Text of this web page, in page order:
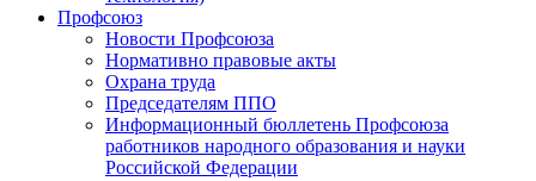
Профсоюз
Новости Профсоюза
Нормативно правовые акты
Охрана труда
Председателям ППО
Информационный бюллетень Профсоюза
работников народного образования и науки
Российской Федерации